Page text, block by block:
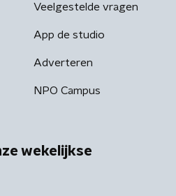
Veelgestelde vragen
App de studio
Adverteren
NPO Campus
wekelijkse